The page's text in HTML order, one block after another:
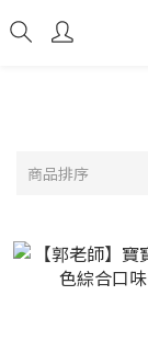
商品排序